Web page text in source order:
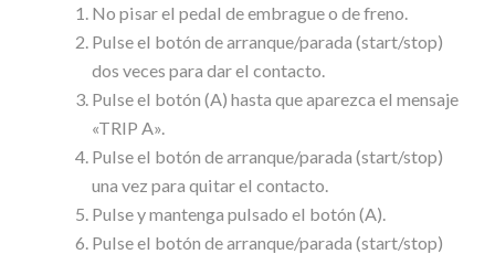
No pisar el pedal de embrague o de freno.
Pulse el botón de arranque/parada (start/stop)
dos veces para dar el contacto.
Pulse el botón (A) hasta que aparezca el mensaje
«TRIP A».
Pulse el botón de arranque/parada (start/stop)
una vez para quitar el contacto.
Pulse y mantenga pulsado el botón (A).
Pulse el botón de arranque/parada (start/stop)